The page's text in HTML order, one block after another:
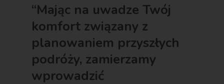
“Mając na uwadze Twój
komfort związany z
planowaniem przyszłych
podróży, zamierzamy
wprowadzić